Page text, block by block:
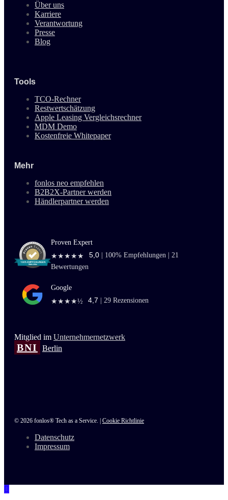
Über uns
Karriere
Verantwortung
Presse
Blog
Tools
TCO-Rechner
Restwertschätzung
Apple Leasing Vergleichsrechner
MDM Demo
Kostenfreie Whitepaper
Mehr
fonlos neo empfehlen
B2B2X-Partner werden
Händlerpartner werden
Proven Expert
★★★★★
5,0 100% Empfehlungen | 21
Bewertungen
Google
★★★★½
4,7 29 Rezensionen
Mitglied im Unternehmernetzwerk
BNI Berlin
© 2026 fonlos® Tech as a Service. | Cookie Richtlinie
Datenschutz
Impressum